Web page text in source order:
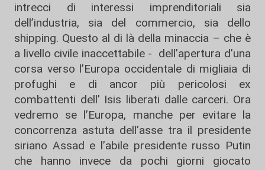
intrecci di interessi imprenditoriali sia
dell’industria, sia del commercio, sia dello
shipping. Questo al di là della minaccia – che è
a livello civile inaccettabile - dell’apertura d’una
corsa verso l’Europa occidentale di migliaia di
profughi e di ancor più pericolosi ex
combattenti dell’ Isis liberati dalle carceri. Ora
vedremo se l’Europa, manche per evitare la
concorrenza astuta dell’asse tra il presidente
siriano Assad e l’abile presidente russo Putin
che hanno invece da pochi giorni giocato